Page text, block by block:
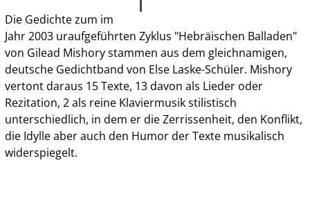
Die Gedichte zum im
Jahr 2003 uraufgeführten Zyklus "Hebräischen Balladen"
von Gilead Mishory stammen aus dem gleichnamigen,
deutsche Gedichtband von Else Laske-Schüler. Mishory
vertont daraus 15 Texte, 13 davon als Lieder oder
Rezitation, 2 als reine Klaviermusik stilistisch
unterschiedlich, in dem er die Zerrissenheit, den Konflikt,
die Idylle aber auch den Humor der Texte musikalisch
widerspiegelt.